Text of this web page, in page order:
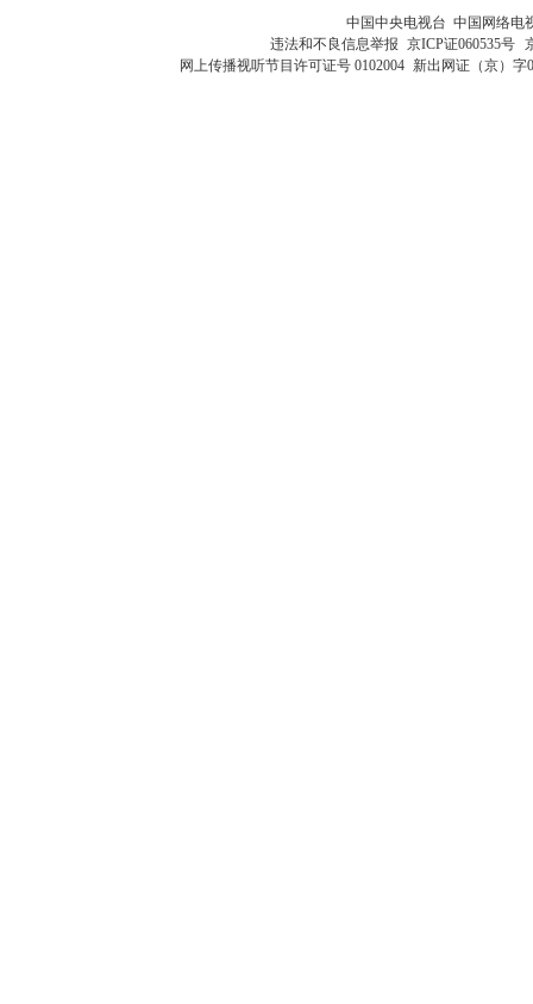
中国中央电视台 中国网络电
违法和不良信息举报 京ICP证060535号
网上传播视听节目许可证号 0102004 新出网证（京）